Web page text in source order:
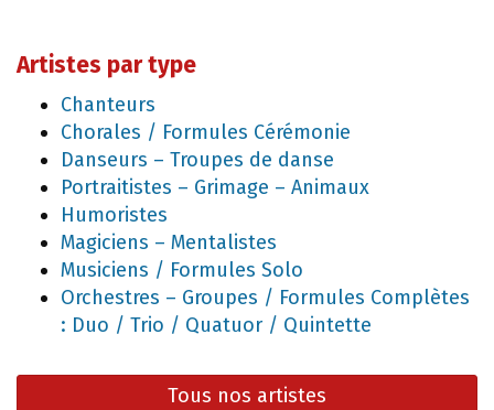
Artistes par type
Chanteurs
Chorales / Formules Cérémonie
Danseurs – Troupes de danse
Portraitistes – Grimage – Animaux
Humoristes
Magiciens – Mentalistes
Musiciens / Formules Solo
Orchestres – Groupes / Formules Complètes
: Duo / Trio / Quatuor / Quintette
Tous nos artistes